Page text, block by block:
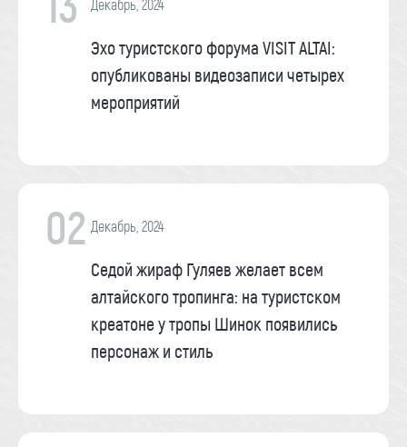
Декабрь, 2024
Эхо туристского форума VISIT ALTAI:
опубликованы видеозаписи четырех
мероприятий
02 Декабрь, 2024
Седой жираф Гуляев желает всем
алтайского тропинга: на туристском
креатоне у тропы Шинок появились
персонаж и стиль